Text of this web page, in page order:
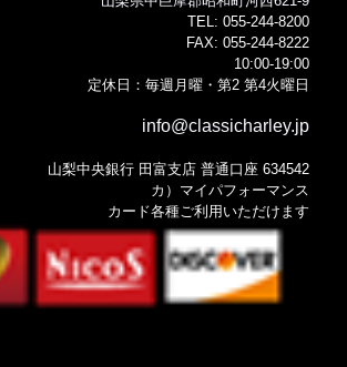
TEL: 055-244-8200
FAX: 055-244-8222
10:00-19:00
定休日：毎週月曜・第2 第4火曜日
info@classicharley.jp
山梨中央銀行 田富支店 普通口座 634542
カ）マイパフォーマンス
カード各種ご利用いただけます